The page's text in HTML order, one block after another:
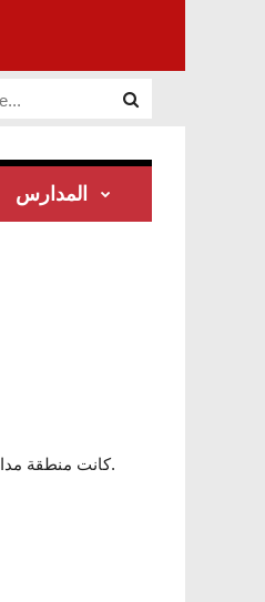
المدارس
Utica كانت منطقة مدارس المدينة منطقة تعليمية رائدة لسنوات عديدة في مجال التكنولوجيا واستخدام الخدمات عبر الإنترنت.